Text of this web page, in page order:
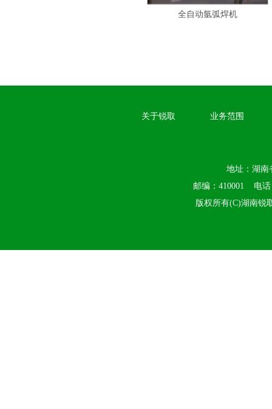
全自动氩弧焊机
关于锐取 业务范围
地址：湖南
邮编：410001 电话
版权所有(C)湖南